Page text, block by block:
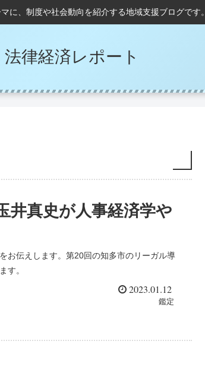
に、制度や社会動向を紹介する地域支援ブログです。
法律経済レポート
井真史が人事経済学や
お伝えします。第20回の知多市のリーガル導
す。
2023.01.12
鑑定